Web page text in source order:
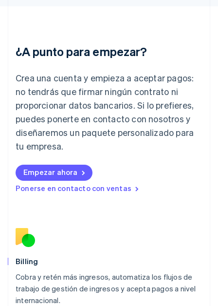
¿A punto para empezar?
Crea una cuenta y empieza a aceptar pagos:
no tendrás que firmar ningún contrato ni
proporcionar datos bancarios. Si lo prefieres,
puedes ponerte en contacto con nosotros y
diseñaremos un paquete personalizado para
tu empresa.
Empezar ahora
Ponerse en contacto con ventas
Billing
Cobra y retén más ingresos, automatiza los flujos de
trabajo de gestión de ingresos y acepta pagos a nivel
internacional.
India
English
Italia
ItalianoEnglish
Japón
日本語 English
Letonia
Liechtenstein
Lituania
English
Luxemburgo
English
México
Español
English
Nueva Zelanda
English